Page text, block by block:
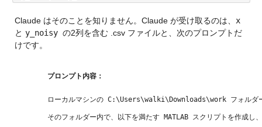
Claude はそのことを知りません。Claude が受け取るのは、 x
と y_noisy の2列を含む .csv ファイルと、次のプロンプトだ
けです。
プロンプト内容：
ローカルマシンの C:\Users\walki\Downloads\work フォル
そのフォルダー内で、以下を満たす MATLAB スクリプトを作成し